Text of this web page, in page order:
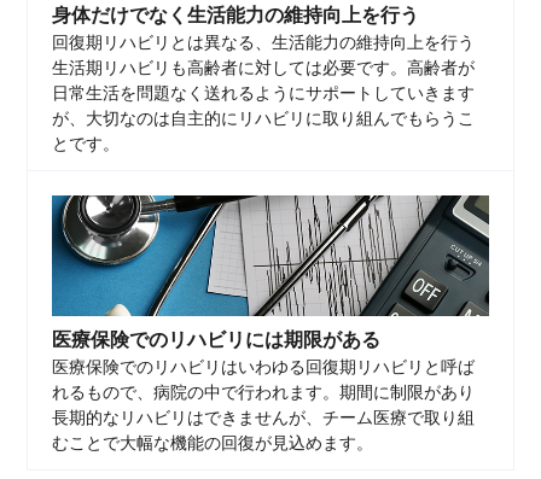
身体だけでなく生活能力の維持向上を行う
回復期リハビリとは異なる、生活能力の維持向上を行う
生活期リハビリも高齢者に対しては必要です。高齢者が
日常生活を問題なく送れるようにサポートしていきます
が、大切なのは自主的にリハビリに取り組んでもらうこ
とです。
医療保険でのリハビリには期限がある
医療保険でのリハビリはいわゆる回復期リハビリと呼ば
れるもので、病院の中で行われます。期間に制限があり
長期的なリハビリはできませんが、チーム医療で取り組
むことで大幅な機能の回復が見込めます。